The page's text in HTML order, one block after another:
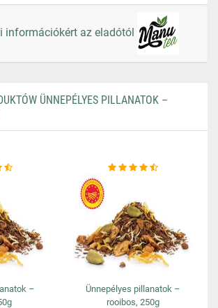
információkért az eladótól
ÜNNEPÉLYES PILLANATOK –
–
Ünnepélyes pillanatok –
rooibos, 250g